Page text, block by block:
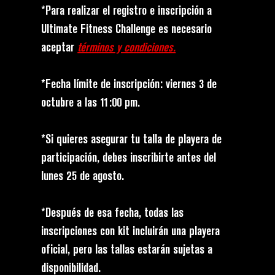
*Para realizar el registro e inscripción a
Ultimate Fitness Challenge es necesario
aceptar términos y condiciones.
*Fecha límite de inscripción: viernes 3 de
octubre a las 11:00 pm.
*Si quieres asegurar tu talla de playera de
participación, debes inscribirte antes del
lunes 25 de agosto.
*Después de esa fecha, todas las
inscripciones con kit incluirán una playera
oficial, pero las tallas estarán sujetas a
disponibilidad.